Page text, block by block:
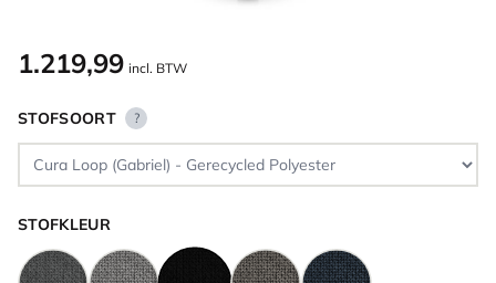
1.219,99 incl. BTW
STOFSOORT ?
STOFKLEUR